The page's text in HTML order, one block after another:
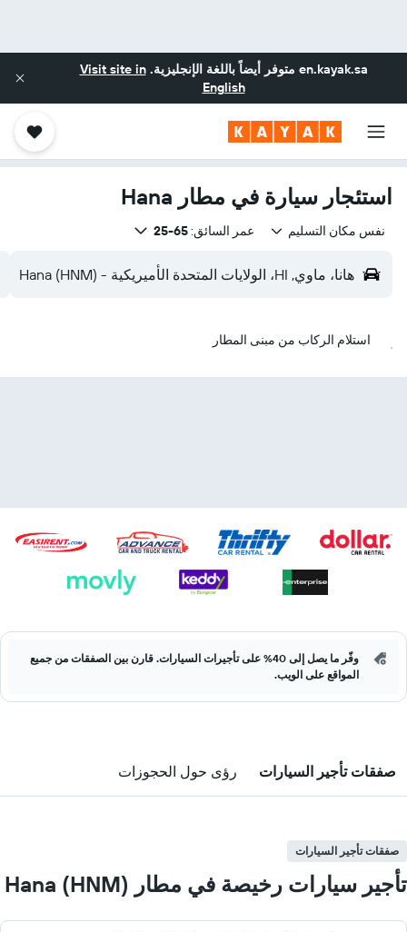
en.kayak.sa متوفر أيضاً باللغة الإنجليزية.Visit site in
English
استئجار سيارة في مطار Hana
نفس مكان التسليم عمر السائق:65-25
هانا، ماوي, HI، الولايات المتحدة الأميريكية - Hana (HNM)
استلام الركاب من مبنى المطار
وفّر ما يصل إلى 40% على تأجيرات السيارات. قارن بين الصفقات من جميع
المواقع على الويب.
صفقات تأجير السيارات رؤى حول الحجوزات
صفقات تأجير السيارات
تأجير سيارات رخيصة في مطار Hana (HNM)